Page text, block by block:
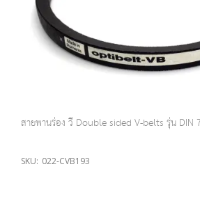
สายพานร่อง วี Double sided V-belts รุ่น DIN
SKU: 022-CVB193